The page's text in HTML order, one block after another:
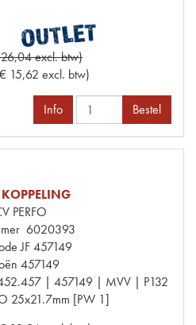
excl. btw)
15,62 excl. btw)
Info Bestel
PERFO
6020393
JF457149
457149
| 457149 | MVV | P132
25x21.7mm [PW 1]